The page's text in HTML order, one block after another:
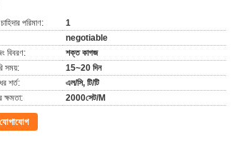
পরিমাণ:
1
negotiable
বিবরণ:
শক্ত কাগজ
সময়:
15~20 দিন
শর্ত:
এল/সি, টি/টি
ক্ষমতা:
2000সেট/M
যোগাযোগ